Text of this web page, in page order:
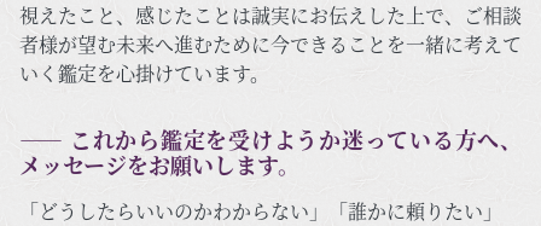
視えたこと、感じたことは誠実にお伝えした上で、ご相談
者様が望む未来へ進むために今できることを一緒に考えて
いく鑑定を心掛けています。
―― これから鑑定を受けようか迷っている方へ、
メッセージをお願いします。
「どうしたらいいのかわからない」「誰かに頼りたい」